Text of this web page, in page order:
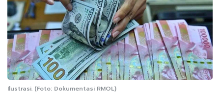
Ilustrasi. (Foto: Dokumentasi RMOL)